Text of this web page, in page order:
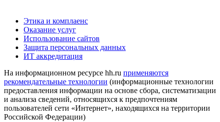
Этика и комплаенс
Оказание услуг
Использование сайтов
Защита персональных данных
ИТ аккредитация
На информационном ресурсе hh.ru применяются
рекомендательные технологии (информационные технологии
предоставления информации на основе сбора, систематизации
и анализа сведений, относящихся к предпочтениям
пользователей сети «Интернет», находящихся на территории
Российской Федерации)